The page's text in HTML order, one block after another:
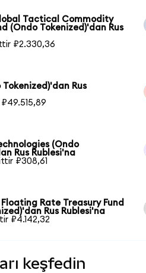
Tactical Commodity
(Ondo Tokenized)'dan Rus
₽2.330,36
Tokenized)'dan Rus
(Ondo
Rus Rublesi'na
₽308,61
Rate Treasury Fund
Rus Rublesi'na
₽4.142,32
keşfedin